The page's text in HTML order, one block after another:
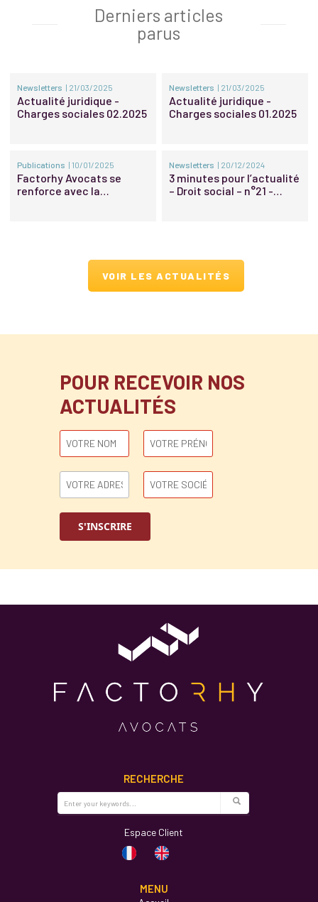
Derniers articles
parus
Newsletters | 21/03/2025
Actualité juridique -
Charges sociales 02.2025
Newsletters | 21/03/2025
Actualité juridique -
Charges sociales 01.2025
Publications | 10/01/2025
Factorhy Avocats se
renforce avec la
Newsletters | 20/12/2024
3 minutes pour l’actualité
– Droit social – n°21 -
VOIR LES ACTUALITÉS
POUR RECEVOIR NOS
ACTUALITÉS
RECHERCHE
Espace Client
MENU